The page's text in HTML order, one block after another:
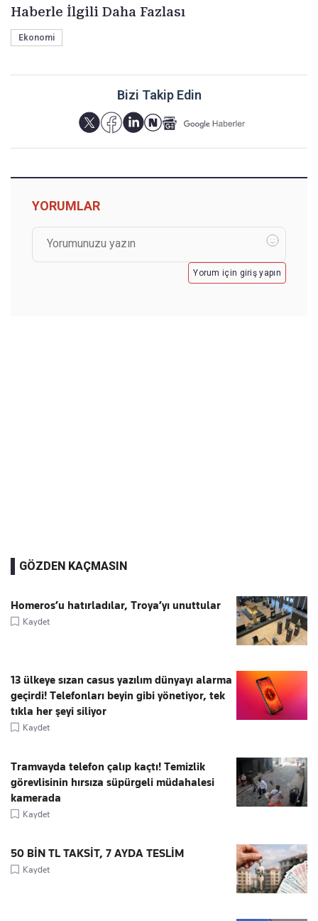
Haberle İlgili Daha Fazlası
Ekonomi
Bizi Takip Edin
YORUMLAR
Yorum için giriş yapın
GÖZDEN KAÇMASIN
Homeros’u hatırladılar, Troya’yı unuttular
Kaydet
13 ülkeye sızan casus yazılım dünyayı alarma
geçirdi! Telefonları beyin gibi yönetiyor, tek
tıkla her şeyi siliyor
Kaydet
Tramvayda telefon çalıp kaçtı! Temizlik
görevlisinin hırsıza süpürgeli müdahalesi
kamerada
Kaydet
50 BİN TL TAKSİT, 7 AYDA TESLİM
Kaydet